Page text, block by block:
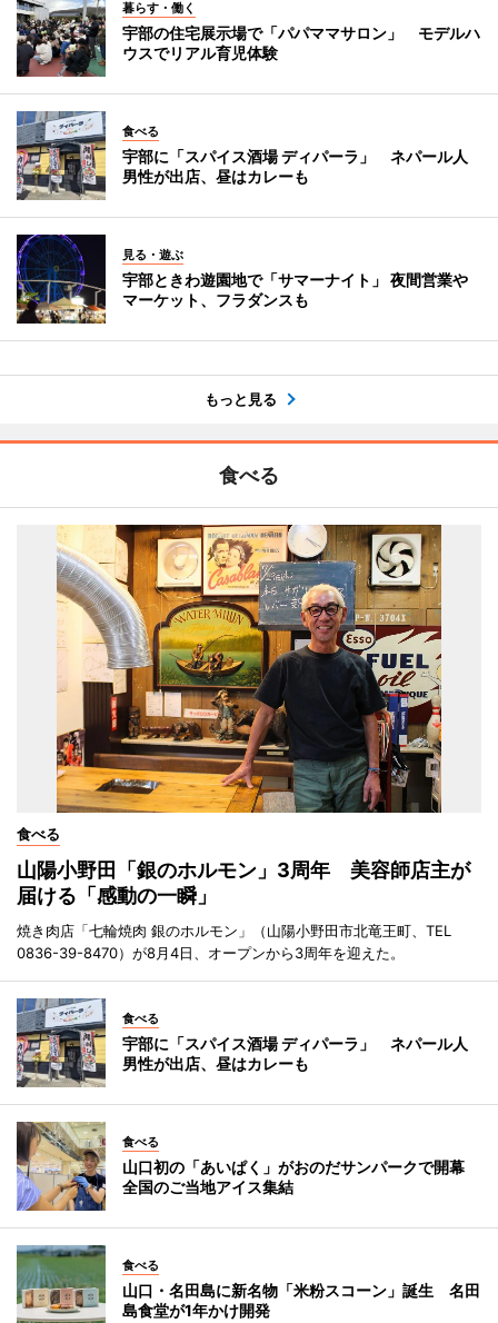
暮らす・働く
宇部の住宅展示場で「パパママサロン」 モデルハ
ウスでリアル育児体験
食べる
宇部に「スパイス酒場 ディパーラ」 ネパール人
男性が出店、昼はカレーも
見る・遊ぶ
宇部ときわ遊園地で「サマーナイト」 夜間営業や
マーケット、フラダンスも
もっと見る
食べる
食べる
山陽小野田「銀のホルモン」3周年 美容師店主が
届ける「感動の一瞬」
焼き肉店「七輪焼肉 銀のホルモン」（山陽小野田市北竜王町、TEL
0836-39-8470）が8月4日、オープンから3周年を迎えた。
食べる
宇部に「スパイス酒場 ディパーラ」 ネパール人
男性が出店、昼はカレーも
食べる
山口初の「あいぱく」がおのだサンパークで開幕
全国のご当地アイス集結
食べる
山口・名田島に新名物「米粉スコーン」誕生 名田
島食堂が1年かけ開発